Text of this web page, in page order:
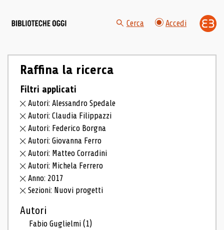
Cerca Accedi
Raffina la ricerca
Filtri applicati
Autori: Alessandro Spedale
Autori: Claudia Filippazzi
Autori: Federico Borgna
Autori: Giovanna Ferro
Autori: Matteo Corradini
Autori: Michela Ferrero
Anno: 2017
Sezioni: Nuovi progetti
Autori
Fabio Guglielmi(1)